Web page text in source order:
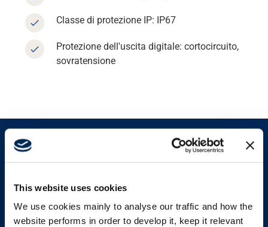
This website uses cookies
We use cookies mainly to analyse our traffic and how the
website performs in order to develop it, keep it relevant
Informazioni
Lavora con noi
Classe di protezione IP: IP67
Protezione dell'uscita digitale: cortocircuito,
sovratensione
Prodotti simili
Visualizza tutti i prodotti